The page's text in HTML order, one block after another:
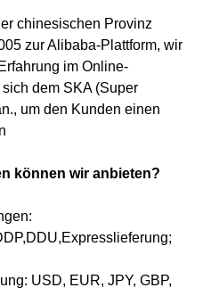
chinesischen Provinz
zur Alibaba-Plattform, wir
im Online-
dem SKA (Super
um den Kunden einen
können wir anbieten?
USD, EUR, JPY, GBP,